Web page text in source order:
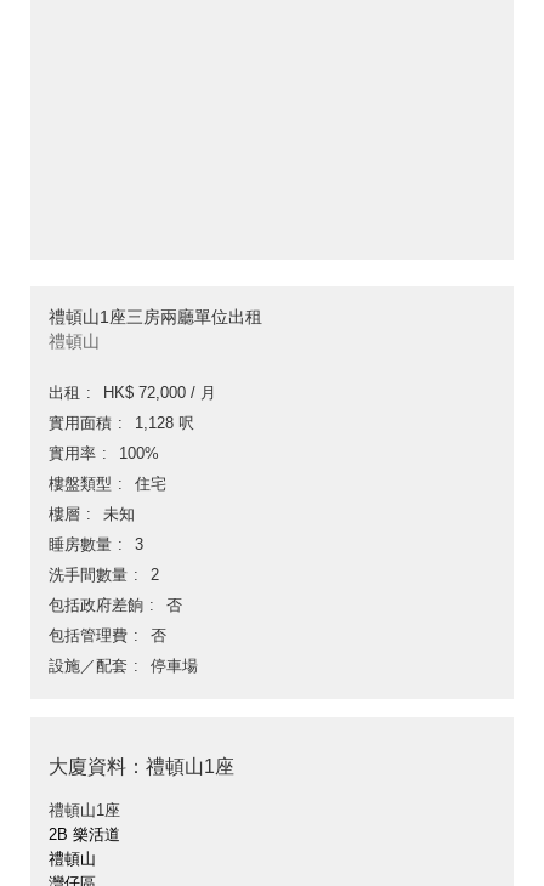
禮頓山1座三房兩廳單位出租
禮頓山
出租
HK$ 72,000 / 月
實用面積
1,128 呎
實用率
100%
樓盤類型
住宅
樓層
未知
睡房數量
3
洗手間數量
2
包括政府差餉
否
包括管理費
否
設施／配套
停車場
大廈資料：禮頓山1座
禮頓山1座
2B 樂活道
禮頓山